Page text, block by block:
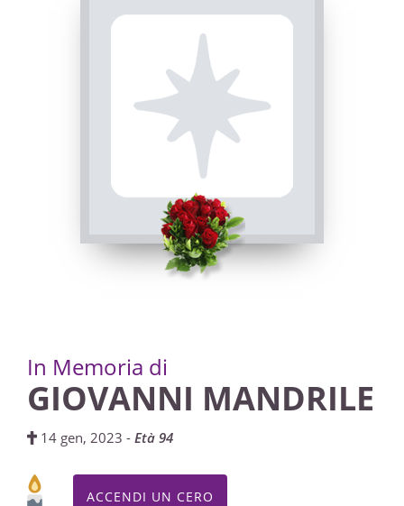
In Memoria di
GIOVANNI MANDRILE
14 gen, 2023 -Età 94
ACCENDI UN CERO
15/01/2023 18:00